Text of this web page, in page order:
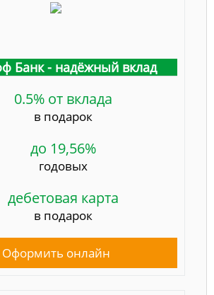
Банк - надёжный вклад
0.5% от вклада
в подарок
до 19,56%
годовых
дебетовая карта
в подарок
Оформить онлайн